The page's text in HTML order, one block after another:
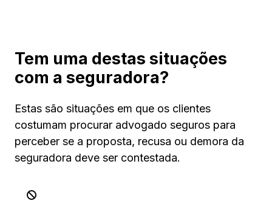
Tem uma destas situações
com a seguradora?
Estas são situações em que os clientes
costumam procurar advogado seguros para
perceber se a proposta, recusa ou demora da
seguradora deve ser contestada.